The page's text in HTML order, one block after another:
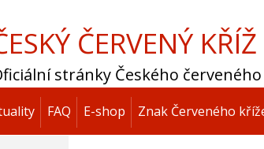
ČERVENÝ KŘÍŽ
stránky Českého
FAQ E-shop Znak Červeného